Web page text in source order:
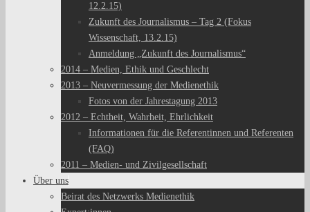
12.2.15)
Zukunft des Journalismus – Tag 2 (Fokus
Wissenschaft, 13.2.15)
Anmeldung „Zukunft des Journalismus“
2014 – Medien, Ethik und Geschlecht
2013 – Neuvermessung der Medienethik
Fotos von der Jahrestagung 2013
2012 – Echtheit, Wahrheit, Ehrlichkeit
Informationen für die Referentinnen und Referenten
(FAQ)
2011 – Medien- und Zivilgesellschaft
Über uns
Beirat des Netzwerks Medienethik